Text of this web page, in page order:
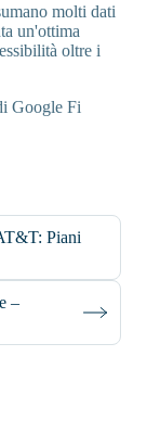
molti dati
un'ottima
oltre i
Google Fi
Piani
–